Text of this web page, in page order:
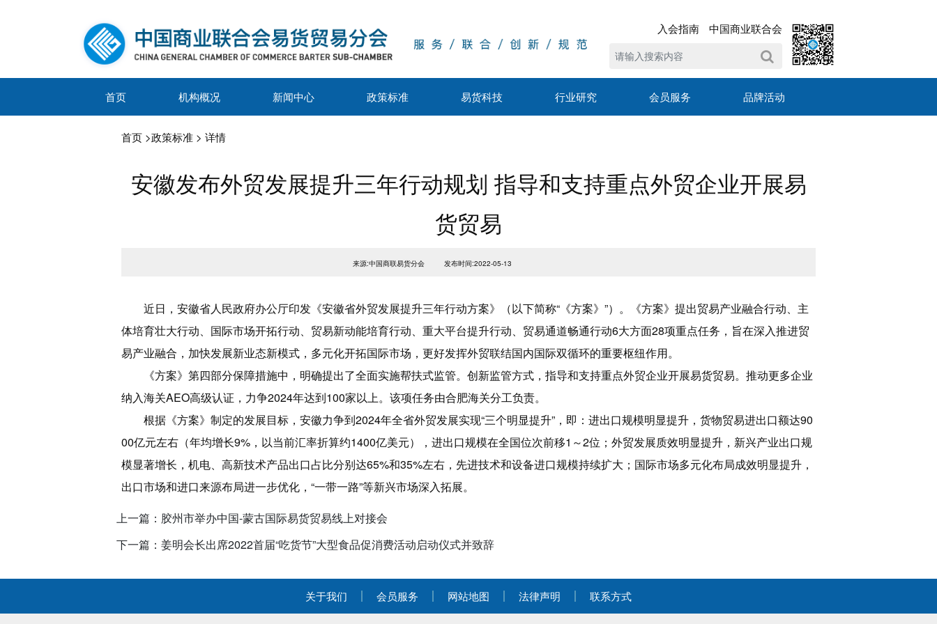
入会指南 中国商业联合会
首页 机构概况 新闻中心 政策标准 易货科技 行业研究 会员服务 品牌活动
首页 >政策标准 > 详情
安徽发布外贸发展提升三年行动规划 指导和支持重点外贸企业开展易
货贸易
来源:中国商联易货分会 发布时间:2022-05-13
近日，安徽省人民政府办公厅印发《安徽省外贸发展提升三年行动方案》（以下简称“《方案》”）。《方案》提出贸易产业融合行动、主
体培育壮大行动、国际市场开拓行动、贸易新动能培育行动、重大平台提升行动、贸易通道畅通行动6大方面28项重点任务，旨在深入推进贸
易产业融合，加快发展新业态新模式，多元化开拓国际市场，更好发挥外贸联结国内国际双循环的重要枢纽作用。
《方案》第四部分保障措施中，明确提出了全面实施帮扶式监管。创新监管方式，指导和支持重点外贸企业开展易货贸易。推动更多企业
纳入海关AEO高级认证，力争2024年达到100家以上。该项任务由合肥海关分工负责。
根据《方案》制定的发展目标，安徽力争到2024年全省外贸发展实现“三个明显提升”，即：进出口规模明显提升，货物贸易进出口额达90
00亿元左右（年均增长9%，以当前汇率折算约1400亿美元），进出口规模在全国位次前移1～2位；外贸发展质效明显提升，新兴产业出口规
模显著增长，机电、高新技术产品出口占比分别达65%和35%左右，先进技术和设备进口规模持续扩大；国际市场多元化布局成效明显提升，
出口市场和进口来源布局进一步优化，“一带一路”等新兴市场深入拓展。
上一篇：胶州市举办中国-蒙古国际易货贸易线上对接会
下一篇：姜明会长出席2022首届“吃货节”大型食品促消费活动启动仪式并致辞
关于我们 会员服务 网站地图 法律声明 联系方式